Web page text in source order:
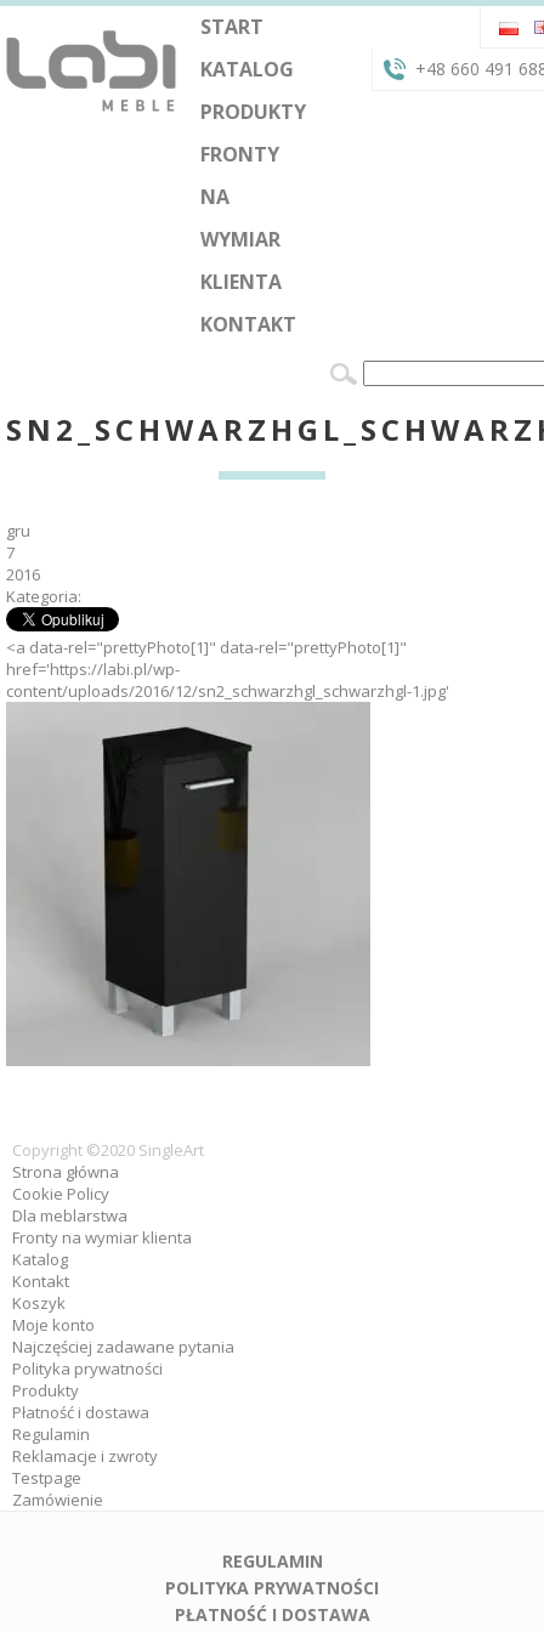
START
KATALOG
PRODUKTY
FRONTY
NA
WYMIAR
KLIENTA
KONTAKT
+48 660 491
gru
7
2016
Kategoria:
<a data-rel="prettyPhoto[1]" data-rel="prettyPhoto[1]"
href='https://labi.pl/wp-
content/uploads/2016/12/sn2_schwarzhgl_schwarzhgl-1.jpg'
Copyright ©2020 SingleArt
Strona główna
Cookie Policy
Dla meblarstwa
Fronty na wymiar klienta
Katalog
Kontakt
Koszyk
Moje konto
Najczęściej zadawane pytania
Polityka prywatności
Produkty
Płatność i dostawa
Regulamin
Reklamacje i zwroty
Testpage
Zamówienie
REGULAMIN
POLITYKA PRYWATNOŚCI
PŁATNOŚĆ I DOSTAWA